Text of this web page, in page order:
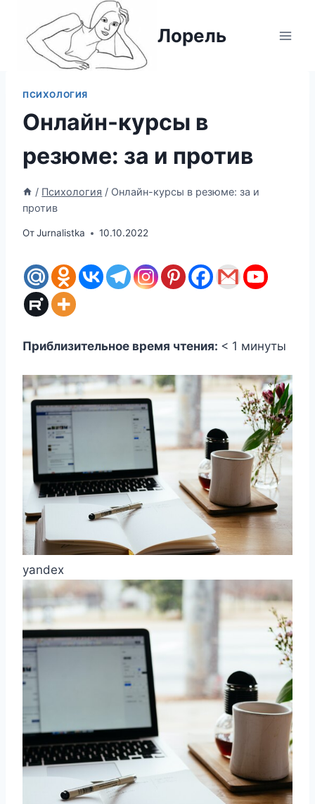
содержимому
Лорель
ПСИХОЛОГИЯ
Онлайн-курсы в
резюме: за и против
/ Психология / Онлайн-курсы в резюме: за и
против
ОтJurnalistka 10.10.2022
Приблизительное время чтения: < 1 минуты
yandex